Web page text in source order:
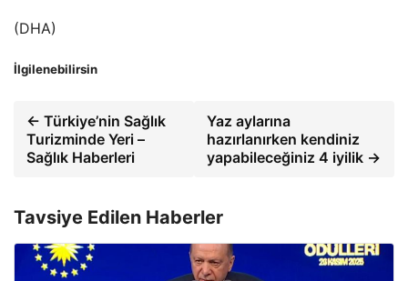
(DHA)
İlgilenebilirsin
← Türkiye’nin Sağlık
Turizminde Yeri –
Sağlık Haberleri
Yaz aylarına
hazırlanırken kendiniz
yapabileceğiniz 4 iyilik →
Tavsiye Edilen Haberler